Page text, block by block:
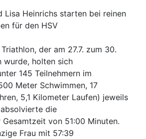
Lisa Heinrichs starten bei reinen
für den HSV
der am 27.7. zum 30.
wurde, holten sich
145 Teilnehmern im
Meter Schwimmen, 17
5,1 Kilometer Laufen) jeweils
die
von 51:00 Minuten.
Frau mit 57:39